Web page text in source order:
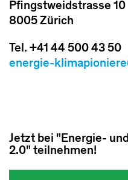
Pfingstweidstrasse 10
8005 Zürich
Tel. +41 44 500 43 50
energie-
Jetzt bei "Energie-
2.0" teilnehmen!